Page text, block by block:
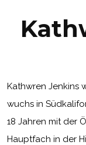
Kathwren Jenkins
wuchs in
18 Jahren mit der
Hauptfach in der